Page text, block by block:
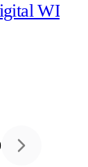
WD My
USB 3.2
Next slide